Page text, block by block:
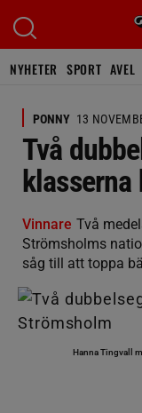
NYHETER SPORT AVEL
PONNY 13
Två
Vinnare Två
Strömsholms
såg till att toppa
Hanna Tingvall